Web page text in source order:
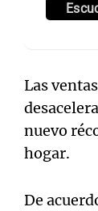
Las
nuevo
hogar.
De